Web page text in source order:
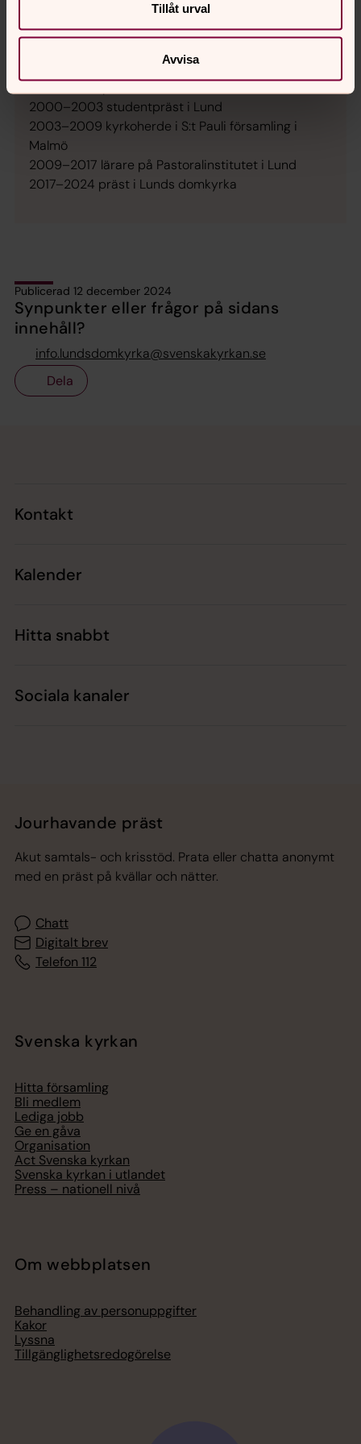
Tillåt urval
Avvisa
Här har Mats Nyberg verkat:
1998–2000 präst i Ystad
2000–2003 studentpräst i Lund
2003–2009 kyrkoherde i S:t Pauli församling i
Malmö
2009–2017 lärare på Pastoralinstitutet i Lund
2017–2024 präst i Lunds domkyrka
Publicerad 12 december 2024
Synpunkter eller frågor på sidans
innehåll?
info.lundsdomkyrka@svenskakyrkan.se
Dela
Kontakt
Kalender
Hitta snabbt
Sociala kanaler
Jourhavande präst
Akut samtals- och krisstöd. Prata eller chatta anonymt
med en präst på kvällar och nätter.
Chatt
Digitalt brev
Telefon 112
Svenska kyrkan
Hitta församling
Bli medlem
Lediga jobb
Ge en gåva
Organisation
Act Svenska kyrkan
Svenska kyrkan i utlandet
Press – nationell nivå
Om webbplatsen
Behandling av personuppgifter
Kakor
Lyssna
Tillgänglighetsredogörelse